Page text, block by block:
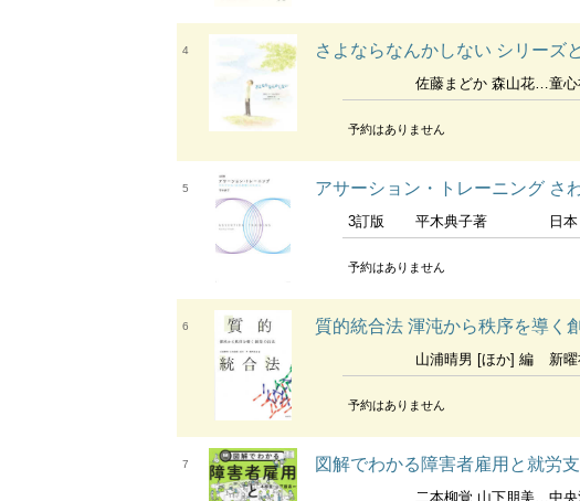
4 さよならなんかしない シリーズ
佐藤まどか 森山花鈴文 高橋和枝絵 自死遺児支援プロジェクト企画 童心
予約はありません
5 アサーション・トレーニング さ
3訂版 平木典子著 日本・
予約はありません
6 質的統合法 渾沌から秩序を導く
山浦晴男 [ほか] 編 新曜
予約はありません
7 図解でわかる障害者雇用と就労
二本柳覚 山下朋美編著 中